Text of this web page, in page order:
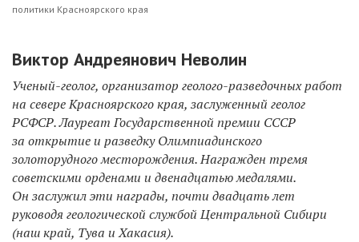
политики Красноярского края
Виктор Андреянович Неволин
Ученый-геолог, организатор геолого-разведочных работ
на севере Красноярского края, заслуженный геолог
РСФСР. Лауреат Государственной премии СССР
за открытие и разведку Олимпиадинского
золоторудного месторождения.Награжден тремя
советскими орденами и двенадцатью медалями.
Он заслужил эти награды, почти двадцать лет
руководя геологической службой Центральной Сибири
(наш край, Тува и Хакасия).